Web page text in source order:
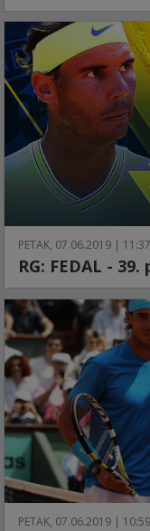
PETAK, 07.06.2019 | 11:37
RG: FEDAL - 39.
PETAK, 07.06.2019 | 10:59